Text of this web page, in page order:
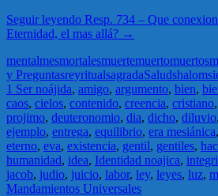
Seguir leyendo Resp. 734 – Que
Eternidad, el mas allá? →
mentalmesmortalesmuertemuertomuertos
y PreguntasreyritualsagradaSaludshalom
1 Ser noájida, amigo, argumento, bien,
caos, cielos, contenido, creencia, cristiano,
projimo, deuteronomio, dia, dicho, diluvio,
ejemplo, entrega, equilibrio, era mesiánica,
eterno, eva, existencia, gentil, gentiles,
humanidad, idea, Identidad noajica,
jacob, judio, juicio, labor, ley, leyes, luz,
Mandamientos Universales